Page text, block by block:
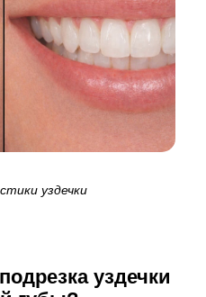
уздечки
уздечки